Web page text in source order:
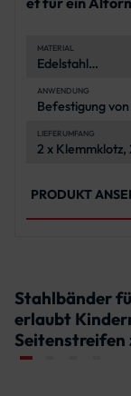
MATERIAL
Edelstahl
ANWENDUNG
Befestigung von
Verkehrszeichen
LIEFERUMFANG
2 x Klemmklotz,
Meter
PRODUKT
Stahlbänder
erlaubt
Seitenstreifen